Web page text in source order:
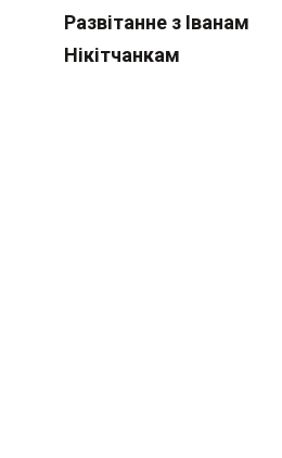
Развітанне з Іванам
Нікітчанкам